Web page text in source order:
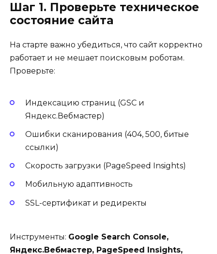
Шаг 1. Проверьте техническое
состояние сайта
На старте важно убедиться, что сайт корректно
работает и не мешает поисковым роботам.
Проверьте:
Индексацию страниц (GSC и
Яндекс.Вебмастер)
Ошибки сканирования (404, 500, битые
ссылки)
Скорость загрузки (PageSpeed Insights)
Мобильную адаптивность
SSL-сертификат и редиректы
Инструменты: Google Search Console,
Яндекс.Вебмастер, PageSpeed Insights,